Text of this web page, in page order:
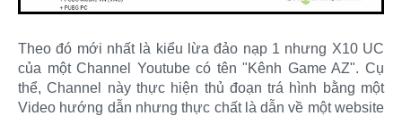
Theo đó mới nhất là kiểu lừa đảo nạp 1 nhưng X10 UC
của một Channel Youtube có tên "Kênh Game AZ". Cụ
thể, Channel này thực hiện thủ đoạn trá hình bằng một
Video hướng dẫn nhưng thực chất là dẫn về một website